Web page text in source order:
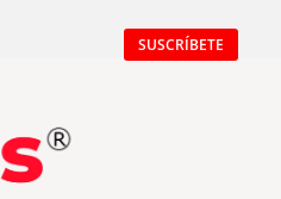
SUSCRÍBETE